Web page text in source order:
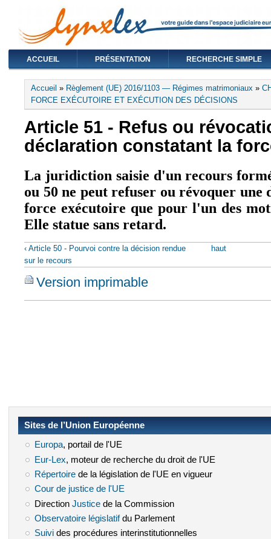
ACCUEIL PRÉSENTATION RECHERCHE SIMPLE
Vous êtes ici
Accueil » Règlement (UE) 2016/1103 — Régimes matrimoniaux »
FORCE EXÉCUTOIRE ET EXÉCUTION DES DÉCISIONS
Article 51 - Refus ou
déclaration constatant la
La juridiction saisie d'un recours
ou 50 ne peut refuser ou révoquer une
force exécutoire que pour l'un des
Elle statue sans retard.
‹ Article 50 - Pourvoi contre la décision rendue
sur le recours
haut
Version imprimable
Sites de l’Union Européenne
Europa(le lien est externe)
, portail de l'UE
Eur-Lex (le lien est externe)
, moteur de recherche du droit de l'UE
Répertoire(le lien est externe)
de la législation de l'UE en vigueur
Cour de justice de l'UE
Direction Justice(le lien est externe)
de la Commission
Observatoire législatif(le lien est externe)
du Parlement
Suivi(le lien est externe)
des procédures interinstitutionnelles